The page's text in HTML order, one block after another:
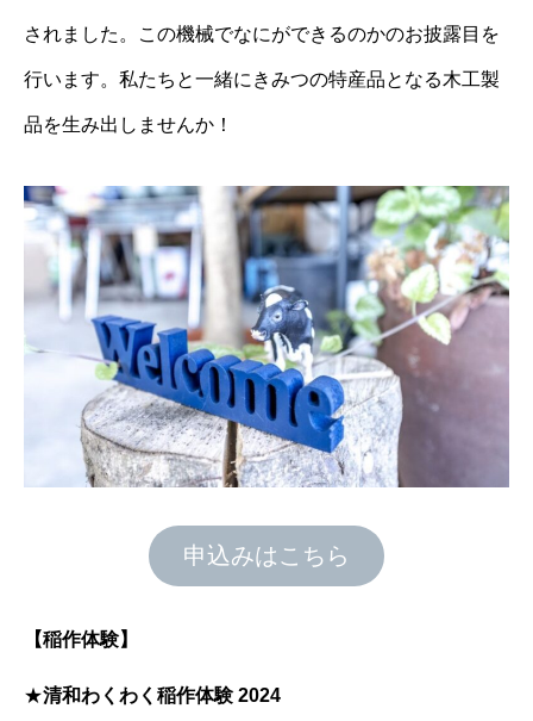
されました。この機械でなにができるのかのお披露目を
行います。私たちと一緒にきみつの特産品となる木工製
品を生み出しませんか！
申込みはこちら
【稲作体験】
★清和わくわく稲作体験 2024